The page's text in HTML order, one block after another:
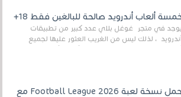
ألعاب أندرويد صالحة للبالغين فقط 18+
يوجد في متجر غوغل بلاي عدد كبير من تطبيقات
، لذلك ليس من الغريب العثور عليها لجميع
حمل نسخة لعبة Football League 2026 مع